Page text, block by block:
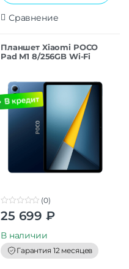
Сравнение
Планшет Xiaomi POCO
Pad M1 8/256GB Wi-Fi
0
o
t
o
f
5
(0)
25 699 ₽
В наличии
Гарантия 12 месяцев